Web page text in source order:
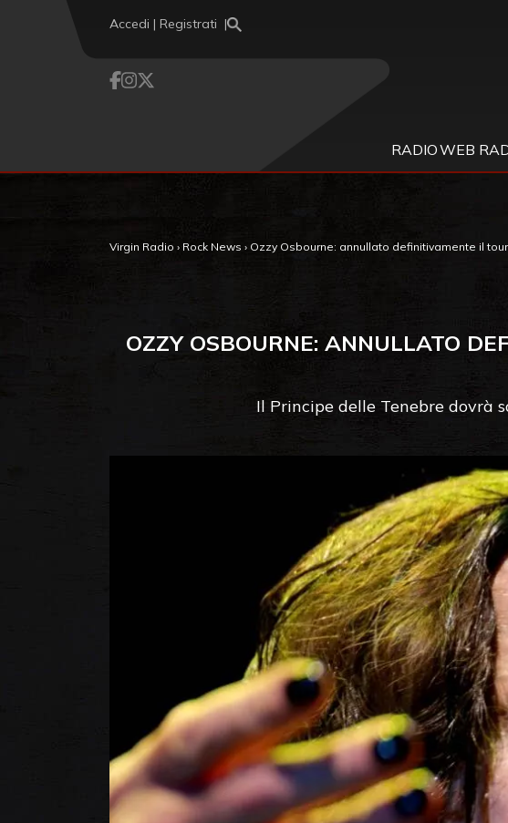
Accedi | Registrati
RADIOWEB
Virgin Radio › Rock News › Ozzy Osbourne: annullato definitivamente il
OZZY OSBOURNE: ANNULLATO
Il Principe delle Tenebre dovrà